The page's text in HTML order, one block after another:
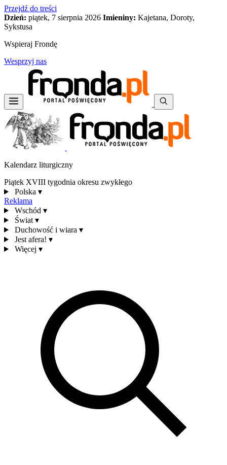
Przejdź do treści
Dzień: piątek, 7 sierpnia 2026 Imieniny: Kajetana, Doroty,
Sykstusa
Wspieraj Frondę
Wesprzyj nas
Kalendarz liturgiczny
Piątek XVIII tygodnia okresu zwykłego
Polska ▾
Reklama
Wschód ▾
Świat ▾
Duchowość i wiara ▾
Jest afera! ▾
Więcej ▾